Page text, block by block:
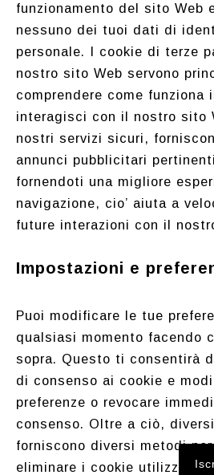
funzionamento del sito Web
nessuno dei tuoi dati di
personale. I cookie di terze
nostro sito Web servono
comprendere come funziona
interagisci con il nostro sito
nostri servizi sicuri,
annunci pubblicitari
fornendoti una migliore
navigazione, cio’ aiuta a
future interazioni con il
Impostazioni e
Puoi modificare le tue
qualsiasi momento facendo
sopra. Questo ti consentirà
di consenso ai cookie e
preferenze o revocare
consenso. Oltre a ciò,
forniscono diversi metodi
eliminare i cookie utilizzati